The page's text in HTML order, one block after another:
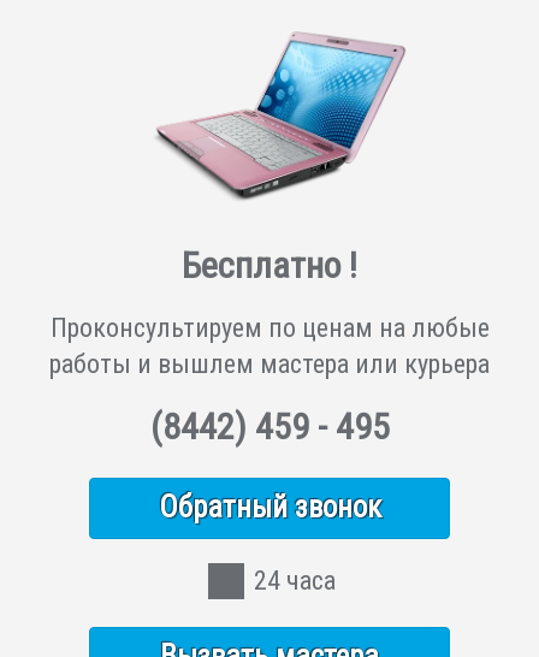
Бесплатно !
Проконсультируем по ценам на любые
работы и вышлем мастера или курьера
(8442) 459 - 495
Обратный звонок
24 часа